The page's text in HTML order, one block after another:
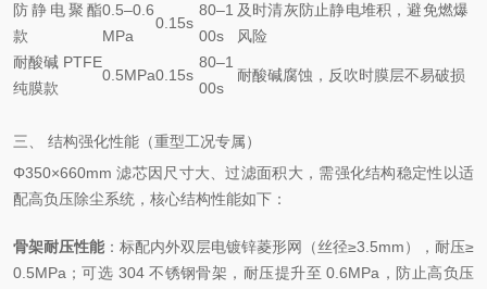
防静电聚酯
款
0.5–0.6
MPa
0.15s
80–1
00s
及时清灰防止静电堆积，避免燃爆
风险
耐酸碱 PTFE
纯膜款
0.5MPa0.15s
80–1
00s
耐酸碱腐蚀，反吹时膜层不易破损
三、 结构强化性能（重型工况专属）
Φ350×660mm 滤芯因尺寸大、过滤面积大，需强化结构稳定性以适
配高负压除尘系统，核心结构性能如下：
骨架耐压性能：标配内外双层电镀锌菱形网（丝径≥3.5mm），耐压≥
0.5MPa；可选 304 不锈钢骨架，耐压提升至 0.6MPa，防止高负压